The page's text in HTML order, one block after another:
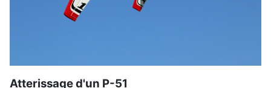
Atterissage d'un P-51